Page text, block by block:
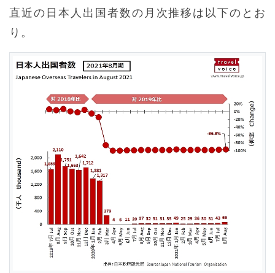
直近の日本人出国者数の月次推移は以下のとお
り。